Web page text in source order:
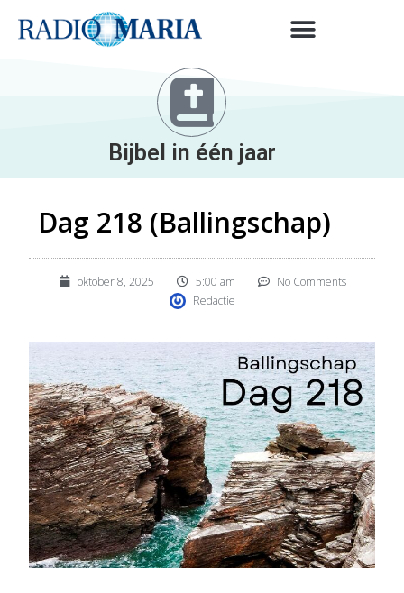
Bijbel in één jaar
Dag 218 (Ballingschap)
oktober 8, 2025 5:00 am
No Comments
Redactie